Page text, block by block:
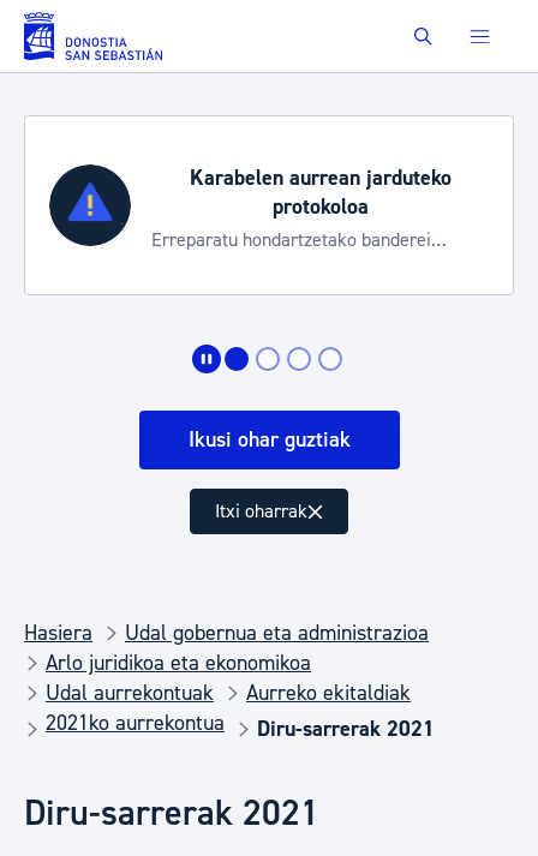
Eduki nagusira joan Buscar
Karabelen aurrean jarduteko
protokoloa
Erreparatu hondartzetako banderei
Ikusi ohar guztiak
Itxi oharrak
Hasiera
Udal gobernua eta administrazioa
Arlo juridikoa eta ekonomikoa
Udal aurrekontuak
Aurreko ekitaldiak
2021ko aurrekontua
Diru-sarrerak 2021
Diru-sarrerak 2021